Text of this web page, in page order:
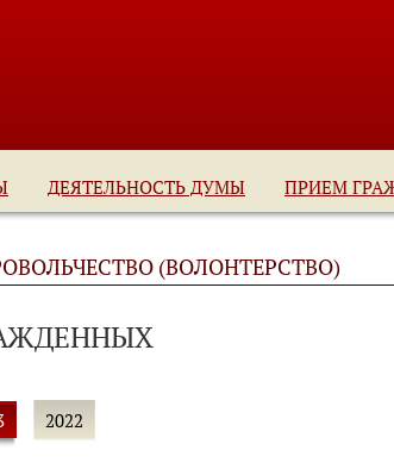
ДЕЯТЕЛЬНОСТЬ ДУМЫ ПРИЕМ
(ВОЛОНТЕРСТВО)
2022